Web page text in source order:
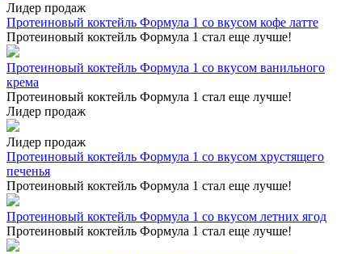
Лидер продаж
Протеиновый коктейль Формула 1 со вкусом кофе латте
Протеиновый коктейль Формула 1 стал еще лучше!
Протеиновый коктейль Формула 1 со вкусом ванильного
крема
Протеиновый коктейль Формула 1 стал еще лучше!
Лидер продаж
Лидер продаж
Протеиновый коктейль Формула 1 со вкусом хрустящего
печенья
Протеиновый коктейль Формула 1 стал еще лучше!
Протеиновый коктейль Формула 1 со вкусом летних ягод
Протеиновый коктейль Формула 1 стал еще лучше!